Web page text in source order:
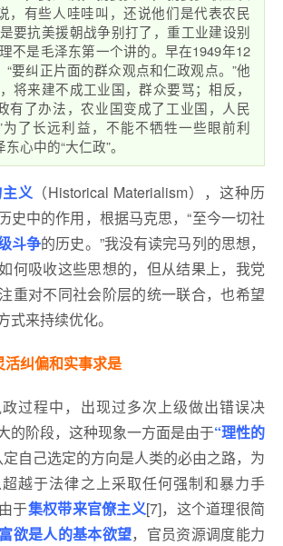
，有些人哇哇叫，还说他们是代表农民
要抗美援朝战争别打了，重工业建设别
不是毛泽东第一个讲的。早在1949年12
“要纠正片面的群众观点和仁政观点。”他
将来建不成工业国，群众要骂；相反，
有了办法，农业国变成了工业国，人民
为了长远利益，不能不牺牲一些眼前利
心中的“大仁政”。
义 （Historical Materialism），这种历
史中的作用，根据马克思，“至今一切社
斗争的历史。”我没有读完马列的思想，
何吸收这些思想的，但从结果上，我党
重对不同社会阶层的统一联合，也希望
式来持续优化。
纠偏和实事求是
过程中，出现过多次上级做出错误决
的阶段，这种现象一方面是由于“理性的
自己选定的方向是人类的必由之路，为
越于法律之上采取任何强制和暴力手
于集权带来官僚主义[7]，这个道理很简
欲是人的基本欲望，官员资源调度能力